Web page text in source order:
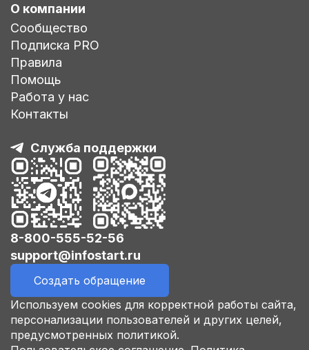
О компании
Сообщество
Подписка PRO
Правила
Помощь
Работа у нас
Контакты
Служба поддержки
8-800-555-52-56
support@infostart.ru
Создать обращение
Используем cookies для корректной работы сайта,
персонализации пользователей и других целей,
предусмотренных политикой.